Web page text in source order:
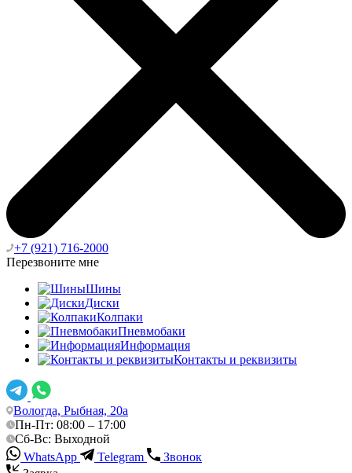
+7 (921) 716-2000
Перезвоните мне
Шины
Диски
Колпаки
Пневмобаки
Информация
Контакты и реквизиты
Вологда, Рыбная, 20а
Пн-Пт: 08:00 – 17:00
Сб-Вс: Выходной
WhatsApp
Telegram
Звонок